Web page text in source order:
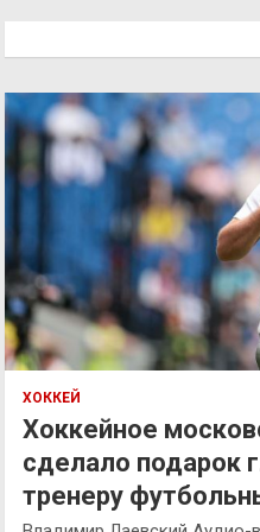
ХОККЕЙ
Хоккейное
сделало подарок
тренеру